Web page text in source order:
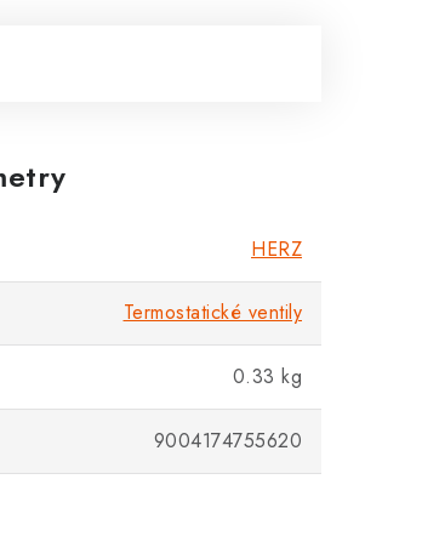
HERZ
Termostatické ventily
0.33 kg
9004174755620
podpora